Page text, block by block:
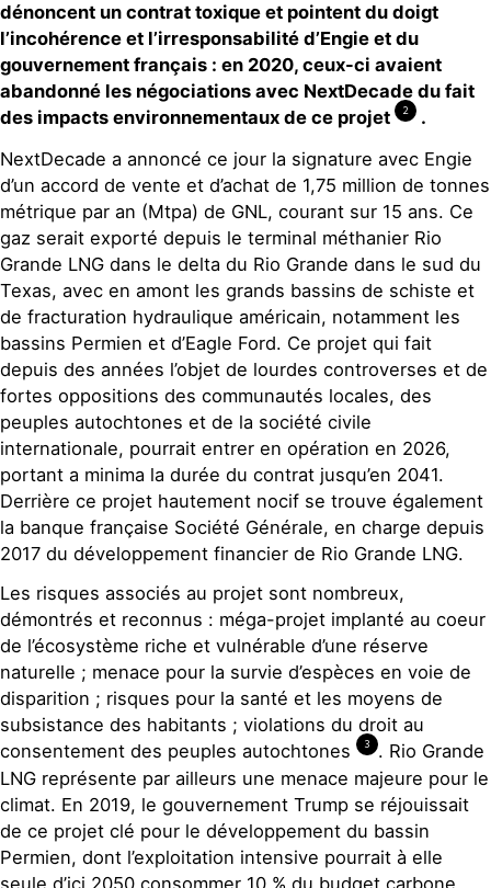
dénoncent un contrat toxique et pointent du doigt
l’incohérence et l’irresponsabilité d’Engie et du
gouvernement français : en 2020, ceux-ci avaient
abandonné les négociations avec NextDecade du fait
des impacts environnementaux de ce projet
2
.
NextDecade a annoncé ce jour la signature avec Engie
d’un accord de vente et d’achat de 1,75 million de tonnes
métrique par an (Mtpa) de GNL, courant sur 15 ans. Ce
gaz serait exporté depuis le terminal méthanier Rio
Grande LNG dans le delta du Rio Grande dans le sud du
Texas, avec en amont les grands bassins de schiste et
de fracturation hydraulique américain, notamment les
bassins Permien et d’Eagle Ford. Ce projet qui fait
depuis des années l’objet de lourdes controverses et de
fortes oppositions des communautés locales, des
peuples autochtones et de la société civile
internationale, pourrait entrer en opération en 2026,
portant a minima la durée du contrat jusqu’en 2041.
Derrière ce projet hautement nocif se trouve également
la banque française Société Générale, en charge depuis
2017 du développement financier de Rio Grande LNG.
Les risques associés au projet sont nombreux,
démontrés et reconnus : méga-projet implanté au coeur
de l’écosystème riche et vulnérable d’une réserve
naturelle ; menace pour la survie d’espèces en voie de
disparition ; risques pour la santé et les moyens de
subsistance des habitants ; violations du droit au
consentement des peuples autochtones
3
. Rio Grande
LNG représente par ailleurs une menace majeure pour le
climat. En 2019, le gouvernement Trump se réjouissait
de ce projet clé pour le développement du bassin
Permien, dont l’exploitation intensive pourrait à elle